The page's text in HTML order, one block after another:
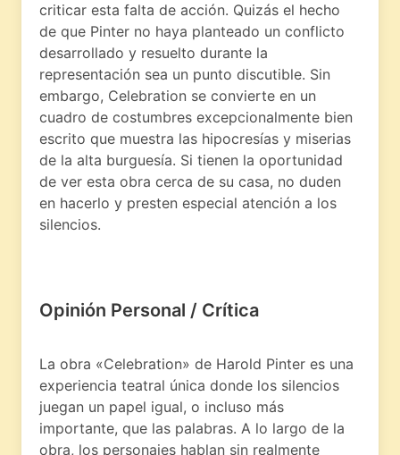
criticar esta falta de acción. Quizás el hecho
de que Pinter no haya planteado un conflicto
desarrollado y resuelto durante la
representación sea un punto discutible. Sin
embargo, Celebration se convierte en un
cuadro de costumbres excepcionalmente bien
escrito que muestra las hipocresías y miserias
de la alta burguesía. Si tienen la oportunidad
de ver esta obra cerca de su casa, no duden
en hacerlo y presten especial atención a los
silencios.
Opinión Personal / Crítica
La obra «Celebration» de Harold Pinter es una
experiencia teatral única donde los silencios
juegan un papel igual, o incluso más
importante, que las palabras. A lo largo de la
obra, los personajes hablan sin realmente